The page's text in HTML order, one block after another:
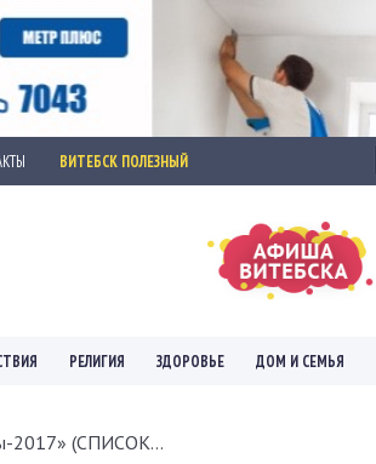
ВИТЕБСК ПОЛЕЗНЫЙ
РЕЛИГИЯ ЗДОРОВЬЕ ДОМ И СЕМЬЯ
2017» (СПИСОК...